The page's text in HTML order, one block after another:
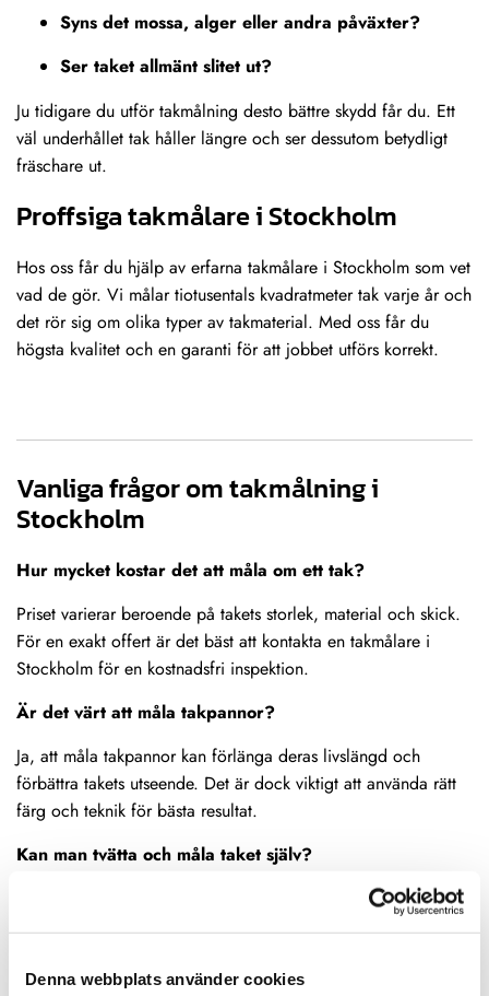
Denna webbplats använder cookies
Syns det mossa, alger eller andra påväxter?
Ser taket allmänt slitet ut?
Ju tidigare du utför takmålning desto bättre skydd får du. Ett
väl underhållet tak håller längre och ser dessutom betydligt
fräschare ut.
Proffsiga takmålare i Stockholm
Hos oss får du hjälp av erfarna takmålare i Stockholm som vet
vad de gör. Vi målar tiotusentals kvadratmeter tak varje år och
det rör sig om olika typer av takmaterial. Med oss får du
högsta kvalitet och en garanti för att jobbet utförs korrekt.
Vanliga frågor om takmålning i
Stockholm
Hur mycket kostar det att måla om ett tak?
Priset varierar beroende på takets storlek, material och skick.
För en exakt offert är det bäst att kontakta en takmålare i
Stockholm för en kostnadsfri inspektion.
Är det värt att måla takpannor?
Ja, att måla takpannor kan förlänga deras livslängd och
förbättra takets utseende. Det är dock viktigt att använda rätt
färg och teknik för bästa resultat.
Kan man tvätta och måla taket själv?
Det är möjligt, men rekommenderas inte. Takmålning kräver